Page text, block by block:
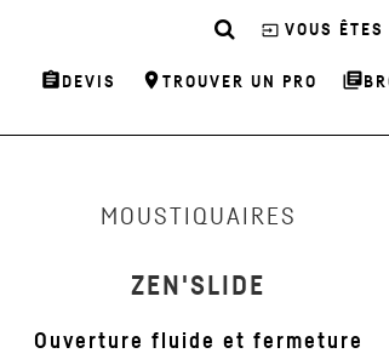
assignment DEVIS room TROUVER UN PRO library_books
input VOUS ÊTES
MOUSTIQUAIRES
ZEN'SLIDE
Ouverture fluide et fermeture